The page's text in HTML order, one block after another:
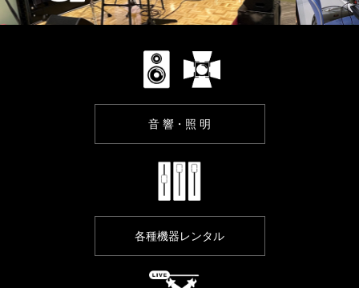
音 響・照 明
各種機器レンタル